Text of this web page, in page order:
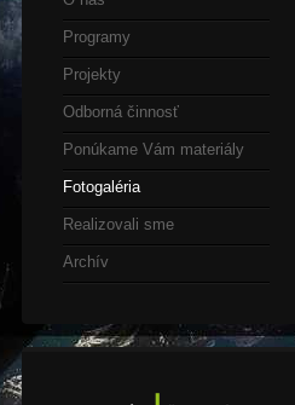
Programy
Projekty
Odborná činnosť
Ponúkame Vám materiály
Fotogaléria
Realizovali sme
Archív